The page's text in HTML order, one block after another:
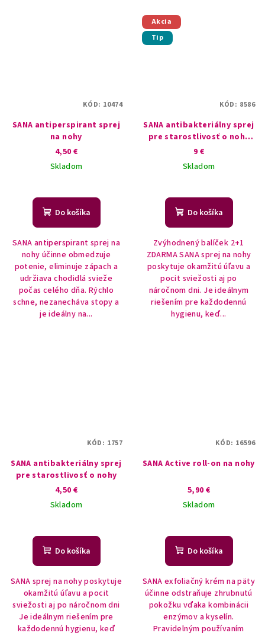
SANA antiperspirant sprej
na nohy
4,50 €
Skladom
Do košíka
SANA antiperspirant sprej na
nohy účinne obmedzuje
potenie, eliminuje zápach a
udržiava chodidlá svieže
počas celého dňa. Rýchlo
schne, nezanecháva stopy a
je ideálny na...
KÓD: 10474
Akcia
Tip
SANA antibakteriálny sprej
pre starostlivosť o nohy
2+1 ZDARMA
9 €
Skladom
Do košíka
Zvýhodnený balíček 2+1
ZDARMA SANA sprej na nohy
poskytuje okamžitú úľavu a
pocit sviežosti aj po
náročnom dni. Je ideálnym
riešením pre každodennú
hygienu, keď...
KÓD: 8586
SANA antibakteriálny sprej
pre starostlivosť o nohy
4,50 €
Skladom
Do košíka
SANA sprej na nohy poskytuje
okamžitú úľavu a pocit
sviežosti aj po náročnom dni
Je ideálnym riešením pre
každodennú hygienu, keď
KÓD: 1757
SANA Active roll-on na nohy
5,90 €
Skladom
Do košíka
SANA exfoliačný krém na päty
účinne odstraňuje zhrubnutú
pokožku vďaka kombinácii
enzýmov a kyselín.
Pravidelným používaním
KÓD: 16596